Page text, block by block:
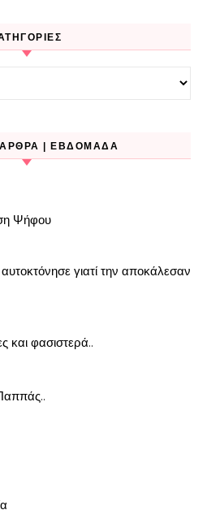
| ΕΒΔΟΜΆΔΑ
Ψήφου
γιατί την αποκάλεσαν
και φασιστερά..